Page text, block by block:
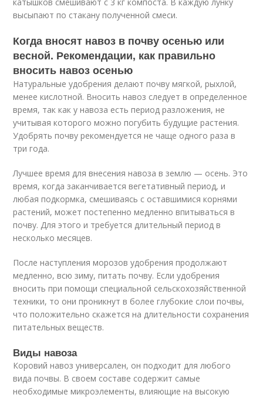
высыпают по стакану полученной смеси.
Когда вносят навоз в почву осенью или
весной. Рекомендации, как правильно
вносить навоз осенью
Натуральные удобрения делают почву мягкой, рыхлой,
менее кислотной. Вносить навоз следует в определенное
время, так как у навоза есть период разложения, не
учитывая которого можно погубить будущие растения.
Удобрять почву рекомендуется не чаще одного раза в
три года.
Лучшее время для внесения навоза в землю — осень. Это
время, когда заканчивается вегетативный период, и
любая подкормка, смешиваясь с оставшимися корнями
растений, может постепенно медленно впитываться в
почву. Для этого и требуется длительный период в
несколько месяцев.
После наступления морозов удобрения продолжают
медленно, всю зиму, питать почву. Если удобрения
вносить при помощи специальной сельскохозяйственной
техники, то они проникнут в более глубокие слои почвы,
что положительно скажется на длительности сохранения
питательных веществ.
Виды навоза
Коровий навоз универсален, он подходит для любого
вида почвы. В своем составе содержит самые
необходимые микроэлементы, влияющие на высокую